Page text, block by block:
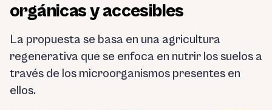
orgánicas y accesibles
La propuesta se basa en una agricultura
regenerativa que se enfoca en nutrir los suelos a
través de los microorganismos presentes en
ellos.